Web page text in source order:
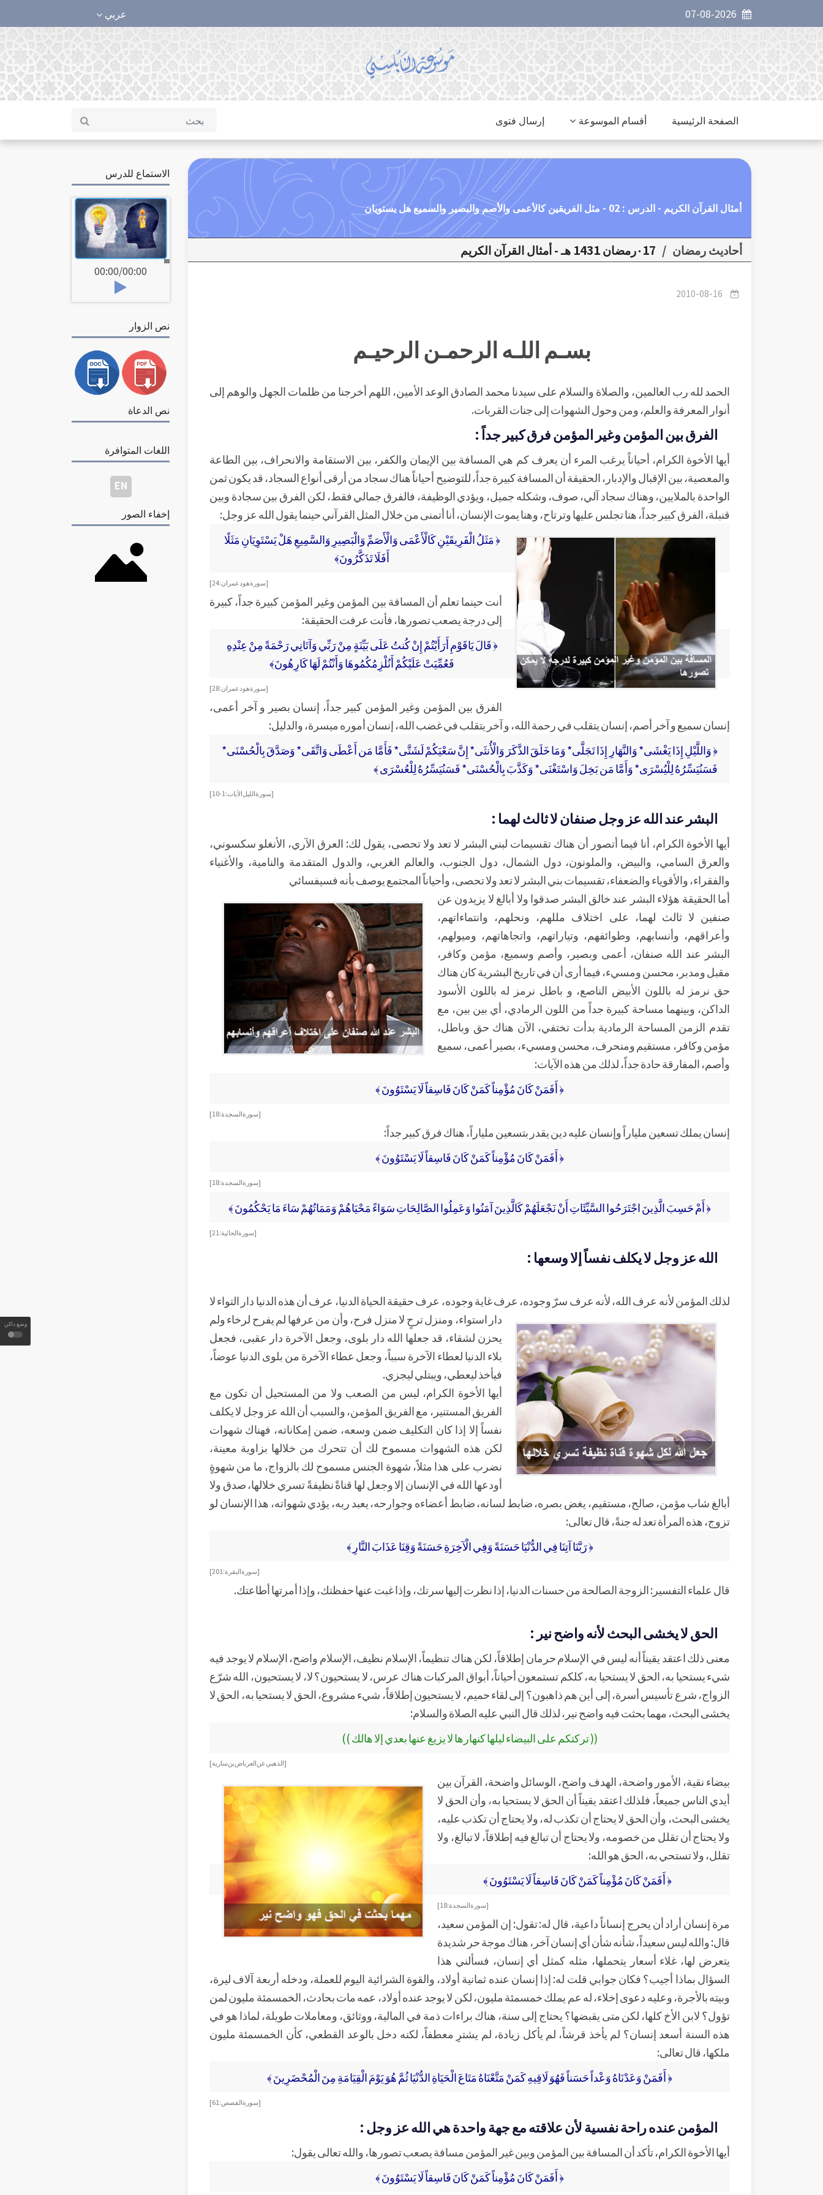
وضع داكن
عربي
الصفحة الرئيسية أقسام الموسوعة إرسال فتوى
أمثال القرآن الكريم - الدرس : 02 - مثل الفريقين كالأعمى والأصم والبصير والسميع هل يستويان
أحاديث رمضان / ٠17رمضان 1431 هـ - أمثال القرآن الكريم
2010-08-16
بسـم اللـه الرحمـن الرحيـم
الحمد لله رب العالمين، والصلاة والسلام على سيدنا محمد الصادق الوعد الأمين، اللهم أخرجنا من ظلمات الجهل والوهم إلى
أنوار المعرفة والعلم، ومن وحول الشهوات إلى جنات القربات.
الفرق بين المؤمن وغير المؤمن فرق كبير جداً :
أيها الأخوة الكرام، أحياناً يرغب المرء أن يعرف كم هي المسافة بين الإيمان والكفر، بين الاستقامة والانحراف، بين الطاعة
والمعصية، بين الإقبال والإدبار، الحقيقة أن المسافة كبيرة جداً، للتوضيح أحياناً هناك سجاد من أرقى أنواع السجاد، قد يكون ثمن
الواحدة بالملايين، وهناك سجاد آلي، صوف، وشكله جميل، ويؤدي الوظيفة، فالفرق جمالي فقط، لكن الفرق بين سجادة وبين
قنبلة، الفرق كبير جداً، هنا تجلس عليها وترتاح، وهنا يموت الإنسان، أنا أتمنى من خلال المثل القرآني حينما يقول الله عز وجل:
﴿ مَثَلُ الْفَرِيقَيْنِ كَالْأَعْمَى وَالْأَصَمِّ وَالْبَصِيرِ وَالسَّمِيعِ هَلْ يَسْتَوِيَانِ مَثَلًا
أَفَلَا تَذَكَّرُونَ﴾
[ سورة هود عمران: 24 ]
أنت حينما تعلم أن المسافة بين المؤمن وغير المؤمن كبيرة جداً، كبيرة
إلى درجة يصعب تصورها، فأنت عرفت الحقيقة:
﴿ قَالَ يَاقَوْمِ أَرَأَيْتُمْ إِنْ كُنتُ عَلَى بَيِّنَةٍ مِنْ رَبِّي وَآتَانِي رَحْمَةً مِنْ عِنْدِهِ
فَعُمِّيَتْ عَلَيْكُمْ أَنُلْزِمُكُمُوهَا وَأَنْتُمْ لَهَا كَارِهُونَ﴾
[ سورة هود عمران: 28 ]
الفرق بين المؤمن وغير المؤمن كبير جداً، إنسان بصير و آخر أعمى،
إنسان سميع و آخر أصم، إنسان يتقلب في رحمة الله، و آخر يتقلب في غضب الله، إنسان أموره ميسرة، والدليل:
﴿ وَاللَّيْلِ إِذَا يَغْشَى* وَالنَّهَارِ إِذَا تَجَلَّى* وَمَا خَلَقَ الذَّكَرَ وَالْأُنثَى* إِنَّ سَعْيَكُمْ لَشَتَّى* فَأَمَّا مَن أَعْطَى وَاتَّقَى* وَصَدَّقَ بِالْحُسْنَى*
فَسَنُيَسِّرُهُ لِلْيُسْرَى* وَأَمَّا مَن بَخِلَ وَاسْتَغْنَى* وَكَذَّبَ بِالْحُسْنَى* فَسَنُيَسِّرُهُ لِلْعُسْرَى ﴾
[ سورة الليل الآيات : 1-10 ]
البشر عند الله عز وجل صنفان لا ثالث لهما :
أيها الأخوة الكرام، أنا فيما أتصور أن هناك تقسيمات لبني البشر لا تعد ولا تحصى، يقول لك: العرق الآري، الأنغلو سكسوني،
والعرق السامي، والبيض، والملونون، دول الشمال، دول الجنوب، والعالم الغربي، والدول المتقدمة والنامية، والأغنياء
والفقراء، والأقوياء والضعفاء، تقسيمات بني البشر لا تعد ولا تحصى، وأحياناً المجتمع يوصف بأنه فسيفسائي
أما الحقيقة هؤلاء البشر عند خالق البشر صدقوا ولا أبالغ لا يزيدون عن
صنفين لا ثالث لهما، على اختلاف مللهم، ونحلهم، وانتماءاتهم،
وأعراقهم، وأنسابهم، وطوائفهم، وتياراتهم، واتجاهاتهم، وميولهم،
البشر عند الله صنفان، أعمى وبصير، وأصم وسميع، مؤمن وكافر،
مقبل ومدبر، محسن ومسيء، فيما أرى أن في تاريخ البشرية كان هناك
حق نرمز له باللون الأبيض الناصع، و باطل نرمز له باللون الأسود
الداكن، وبينهما مساحة كبيرة جداً من اللون الرمادي، أي بين بين، مع
تقدم الزمن المساحة الرمادية بدأت تختفي، الآن هناك حق وباطل،
مؤمن وكافر، مستقيم ومنحرف، محسن ومسيء، بصير أعمى، سميع
وأصم، المفارقة حادة جداً، لذلك من هذه الآيات:
﴿ أَفَمَنْ كَانَ مُؤْمِناً كَمَنْ كَانَ فَاسِقاً لَا يَسْتَوُونَ ﴾
[ سورة السجدة:18]
إنسان يملك تسعين ملياراً وإنسان عليه دين يقدر بتسعين ملياراً، هناك فرق كبير جداً:
﴿ أَفَمَنْ كَانَ مُؤْمِناً كَمَنْ كَانَ فَاسِقاً لَا يَسْتَوُونَ ﴾
[ سورة السجدة:18]
﴿ أَمْ حَسِبَ الَّذِينَ اجْتَرَحُوا السَّيِّئَاتِ أَنْ نَجْعَلَهُمْ كَالَّذِينَ آمَنُوا وَعَمِلُوا الصَّالِحَاتِ سَوَاءً مَحْيَاهُمْ وَمَمَاتُهُمْ سَاءَ مَا يَحْكُمُونَ ﴾
[ سورة الجاثية: 21 ]
الله عز وجل لا يكلف نفساً إلا وسعها :
لذلك المؤمن لأنه عرف الله، لأنه عرف سرّ وجوده، عرف غاية وجوده، عرف حقيقة الحياة الدنيا، عرف أن هذه الدنيا دار التواء لا
دار استواء، ومنزل ترحٍ لا منزل فرح،وأن من عرفها لم يفرح لرخاء ولم
يحزن لشقاء، قد جعلها الله دار بلوى، وجعل الآخرة دار عقبى، فجعل
بلاء الدنيا لعطاء الآخرة سبباً، وجعل عطاء الآخرة من بلوى الدنيا عوضاً،
فيأخذ ليعطي، ويبتلي ليجزي.
أيها الأخوة الكرام، ليس من الصعب ولا من المستحيل أن تكون مع
الفريق المستنير، مع الفريق المؤمن، والسبب أن الله عز وجل لا يكلف
نفساً إلا إذا كان التكليف ضمن وسعه، ضمن إمكاناته، فهناك شهوات
لكن هذه الشهوات مسموح لك أن تتحرك من خلالها بزاوية معينة،
نضرب على هذا مثلاً، شهوة الجنس مسموح لك بالزواج، ما من شهوةٍ
أودعها الله في الإنسان إلا وجعل لها قناةً نظيفةً تسري خلالها، صدق ولا
أبالغ شاب مؤمن، صالح، مستقيم، يغض بصره، ضابط لسانه، ضابط أعضاءه وجوارحه، يعبد ربه، يؤدي شهواته، هذا الإنسان لو
تزوج، هذه المرأة تعد له جنةً، قال تعالى:
﴿ رَبَّنَا آتِنَا فِي الدُّنْيَا حَسَنَةً وَفِي الْآخِرَةِ حَسَنَةً وَقِنَا عَذَابَ النَّارِ ﴾
[سورة البقرة: 201]
قال علماء التفسير: الزوجة الصالحة من حسنات الدنيا، إذا نظرت إليها سرتك، وإذا غبت عنها حفظتك، وإذا أمرتها أطاعتك.
الحق لا يخشى البحث لأنه واضح نير :
معنى ذلك اعتقد يقيناً أنه ليس في الإسلام حرمان إطلاقاً، لكن هناك تنظيماً، الإسلام نظيف، الإسلام واضح، الإسلام لا يوجد فيه
شيء يستحيا به، الحق لا يستحيا به، كلكم تستمعون أحياناً، أبواق المركبات هناك عرس، لا يستحيون؟ لا، لا يستحيون، الله شرّع
الزواج، شرع تأسيس أسرة، إلى أين هم ذاهبون؟ إلى لقاء حميم، لا يستحيون إطلاقاً، شيء مشروع، الحق لا يستحيا به، الحق لا
يخشى البحث، مهما بحثت فيه واضح نير، لذلك قال النبي عليه الصلاة والسلام:
(( تركتكم على البيضاء ليلها كنهارها لا يزيغ عنها بعدي إلا هالك ))
[ الذهبي عن العرباض بن سارية ]
بيضاء نقية، الأمور واضحة، الهدف واضح، الوسائل واضحة، القرآن بين
أيدي الناس جميعاً، فلذلك اعتقد يقيناً أن الحق لا يستحيا به، وأن الحق لا
يخشى البحث، وأن الحق لا يحتاج أن تكذب له، ولا يحتاج أن تكذب عليه،
ولا يحتاج أن تقلل من خصومه، ولا يحتاج أن تبالغ فيه إطلاقاً، لا تبالغ، ولا
تقلل، ولا تستحي به، الحق هو الله:
﴿ أَفَمَنْ كَانَ مُؤْمِناً كَمَنْ كَانَ فَاسِقاً لَا يَسْتَوُونَ ﴾
[ سورة السجدة:18]
مرة إنسان أراد أن يحرج إنساناً داعية، قال له: تقول: إن المؤمن سعيد،
قال: والله ليس سعيداً، شأنه شأن أي إنسان آخر، هناك موجة حر شديدة
يتعرض لها، غلاء أسعار يتحملها، مثله كمثل أي إنسان، فسألني هذا
السؤال بماذا أجيب؟ فكان جوابي قلت له: إذا إنسان عنده ثمانية أولاد، والقوة الشرائية اليوم للعملة، ودخله أربعة آلاف ليرة،
وبيته بالأجرة، وعليه دعوى إخلاء، له عم يملك خمسمئة مليون، لكن لا يوجد عنده أولاد، عمه مات بحادث، الخمسمئة مليون لمن
تؤول؟ لابن الأخ كلها، لكن متى يقبضها؟ يحتاج إلى سنة، هناك براءات ذمة في المالية، ووثائق، ومعاملات طويلة، لماذا هو في
هذه السنة أسعد إنسان؟ لم يأخذ قرشاً، لم يأكل زيادة، لم يشترِ معطفاً، لكنه دخل بالوعد القطعي، كأن الخمسمئة مليون
ملكها، قال تعالى:
﴿ أَفَمَنْ وَعَدْنَاهُ وَعْداً حَسَناً فَهُوَ لَاقِيهِ كَمَنْ مَتَّعْنَاهُ مَتَاعَ الْحَيَاةِ الدُّنْيَا ثُمَّ هُوَ يَوْمَ الْقِيَامَةِ مِنَ الْمُحْضَرِينَ ﴾
[ سورة القصص : 61 ]
المؤمن عنده راحة نفسية لأن علاقته مع جهة واحدة هي الله عز وجل :
أيها الأخوة الكرام، تأكد أن المسافة بين المؤمن وبين غير المؤمن مسافة يصعب تصورها، والله تعالى يقول:
﴿ أَفَمَنْ كَانَ مُؤْمِناً كَمَنْ كَانَ فَاسِقاً لَا يَسْتَوُونَ ﴾
الاستماع للدرس
00:00/00:00
نص الزوار
نص الدعاة
اللغات المتوافرة
EN
إخفاء الصور